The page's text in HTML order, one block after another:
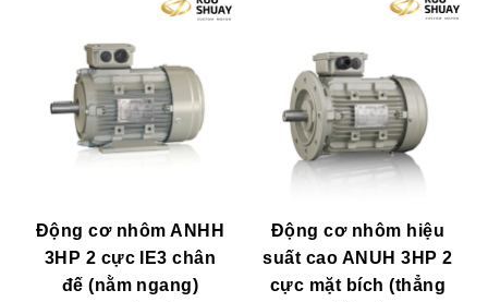
Động cơ nhôm ANHH
3HP 2 cực IE3 chân
đế (nằm ngang)
Động cơ nhôm hiệu
suất cao ANUH 3HP 2
cực mặt bích (thẳng